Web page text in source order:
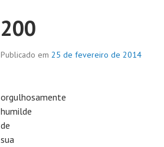
200
Publicado em 25 de fevereiro de 2014
orgulhosamente
humilde
de
sua